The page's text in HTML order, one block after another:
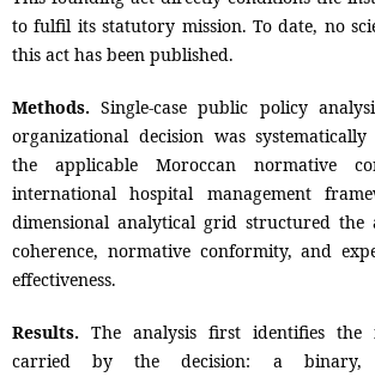
to fulfil its statutory mission. To date, no
this act has been published.
Methods.Single-case public policy
organizational decision was
the applicable Moroccan normative
international hospital management
dimensional analytical grid structured the
coherence, normative conformity, and
effectiveness.
Results. The analysis first identifies the
carried by the decision: a binary,